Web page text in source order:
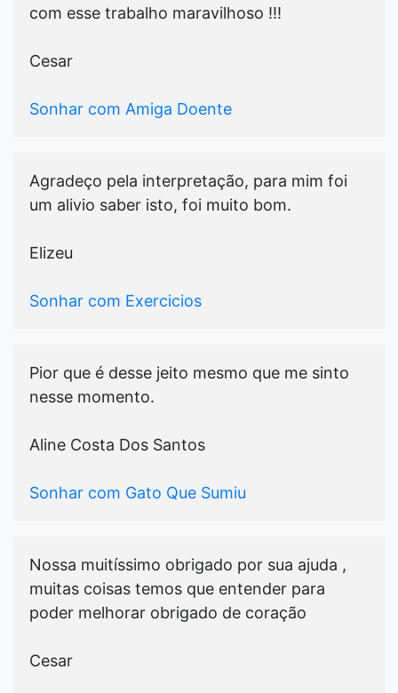
com esse trabalho maravilhoso !!!
Cesar
Sonhar com Amiga Doente
Agradeço pela interpretação, para mim foi
um alivio saber isto, foi muito bom.
Elizeu
Sonhar com Exercicios
Pior que é desse jeito mesmo que me sinto
nesse momento.
Aline Costa Dos Santos
Sonhar com Gato Que Sumiu
Nossa muitíssimo obrigado por sua ajuda ,
muitas coisas temos que entender para
poder melhorar obrigado de coração
Cesar